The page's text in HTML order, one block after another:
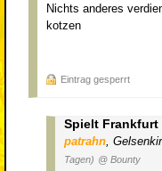
Nichts anderes
kotzen
Eintrag gesperrt
Spielt Frankfurt
patrahn
Tagen) @ Bounty